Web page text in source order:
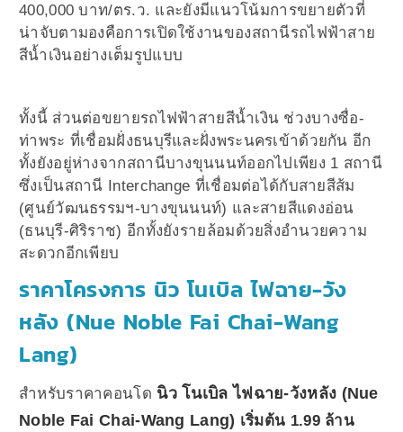
400,000 บาท/ตร.ว. และยังมีแนวโน้มการขยายตัวที่
น่าจับตามองคือการเปิดใช้งานของสถานีรถไฟฟ้าสาย
สีน้ำเงินอย่างเต็มรูปแบบ
ทั้งนี้ ส่วนต่อขยายรถไฟฟ้าสายสีน้ำเงิน ช่วงบางซื่อ-
ท่าพระ ที่เชื่อมฝั่งธนบุรีและฝั่งพระนครเข้าด้วยกัน อีก
ทั้งยังอยู่ห่างจากสถานีบางขุนนนท์ออกไปเพียง 1 สถานี
ซึ่งเป็นสถานี Interchange ที่เชื่อมต่อได้กับสายสีส้ม
(ศูนย์วัฒนธรรมฯ-บางขุนนนท์) และสายสีแดงอ่อน
(ธนบุรี-ศิริราช) อีกทั้งยังรายล้อมด้วยสิ่งอำนวยความ
สะดวกอีกเพียบ
ราคาโครงการ นิว โนเบิล ไฟฉาย-วัง
หลัง (Nue Noble Fai Chai-Wang
Lang)
สำหรับราคาคอนโด นิว โนเบิล ไฟฉาย-วังหลัง (Nue
Noble Fai Chai-Wang Lang) เริ่มต้น 1.99 ล้าน